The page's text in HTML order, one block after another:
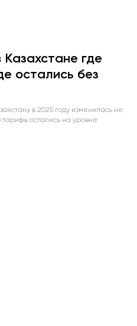
где
остались без
в 2025 году изменилась не
остались на уровне